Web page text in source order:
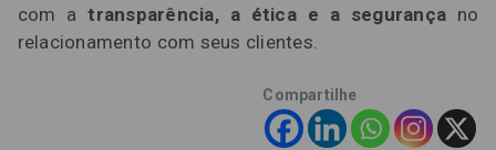
com atransparência, a ética e a segurança no
relacionamento com seus clientes.
Compartilhe